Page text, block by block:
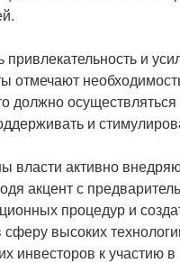
привлекательность и
отмечают
должно
и
власти активно
акцент с
процедур и
сферу высоких
инвесторов к участию